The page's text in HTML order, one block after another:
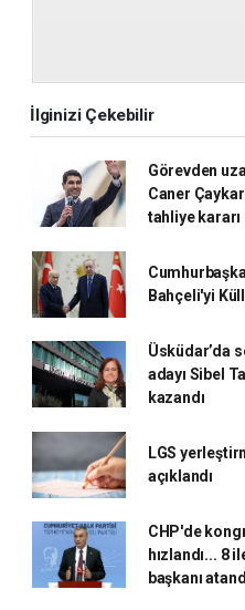
İlginizi Çekebilir
Görevden
Caner
tahliye kararı
Bahçeli'yi
Üsküdar’da
adayı Sibel
kazandı
LGS
açıklandı
CHP'de
hızlandı... 8
başkanı